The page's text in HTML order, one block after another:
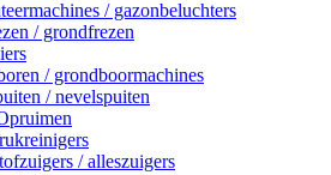
/ gazonbeluchters
/ grondfrezen
/ grondboormachines
/ nevelspuiten
/ alleszuigers